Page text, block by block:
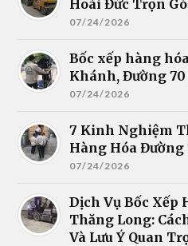
Hoài Đức Trọn
07/24/2026
Bốc xếp hàng
Khánh, Đường
07/24/2026
7 Kinh Nghiệm
Hàng Hóa Đường
07/24/2026
Dịch Vụ Bốc Xếp
Thăng Long:
Và Lưu Ý Quan